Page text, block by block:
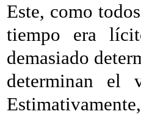
Este, como
tiempo era
demasiado
determinan el